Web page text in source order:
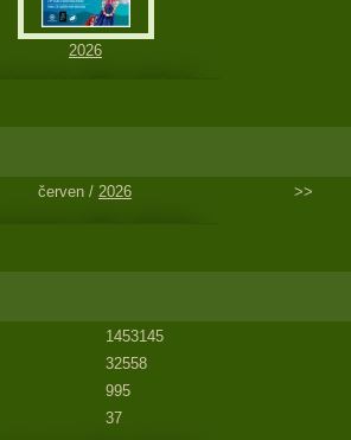
2026
červen / 2026 >>
37
1453145
32558
995